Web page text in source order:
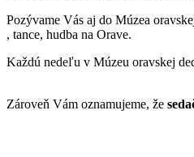
Pozývame Vás aj do Múzea
, tance, hudba na Orave.
Každú nedeľu v Múzeu oravskej
Zároveň Vám oznamujeme, že